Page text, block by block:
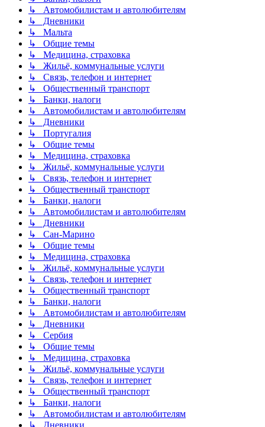
↳ Автомобилистам и автолюбителям
↳ Дневники
↳ Мальта
↳ Общие темы
↳ Медицина, страховка
↳ Жильё, коммунальные услуги
↳ Связь, телефон и интернет
↳ Общественный транспорт
↳ Банки, налоги
↳ Автомобилистам и автолюбителям
↳ Дневники
↳ Португалия
↳ Общие темы
↳ Медицина, страховка
↳ Жильё, коммунальные услуги
↳ Связь, телефон и интернет
↳ Общественный транспорт
↳ Банки, налоги
↳ Автомобилистам и автолюбителям
↳ Дневники
↳ Сан-Марино
↳ Общие темы
↳ Медицина, страховка
↳ Жильё, коммунальные услуги
↳ Связь, телефон и интернет
↳ Общественный транспорт
↳ Банки, налоги
↳ Автомобилистам и автолюбителям
↳ Дневники
↳ Сербия
↳ Общие темы
↳ Медицина, страховка
↳ Жильё, коммунальные услуги
↳ Связь, телефон и интернет
↳ Общественный транспорт
↳ Банки, налоги
↳ Автомобилистам и автолюбителям
↳ Дневники